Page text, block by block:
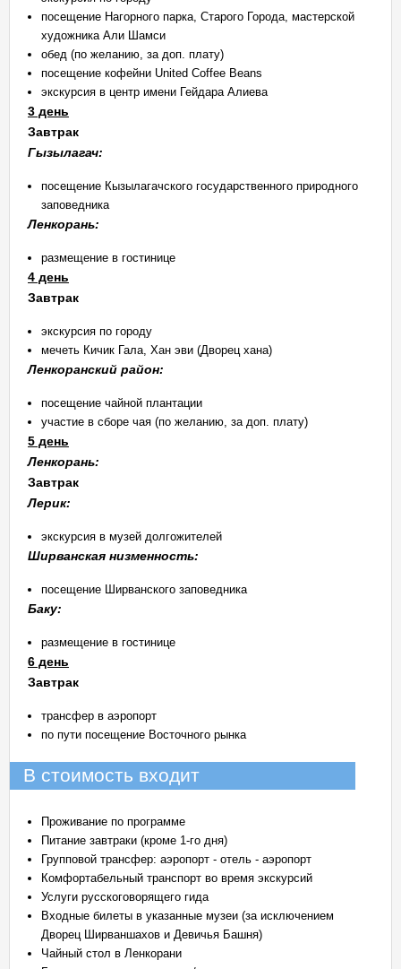
посещение Нагорного парка, Старого Города, мастерской
художника Али Шамси
обед (по желанию, за доп. плату)
посещение кофейни United Coffee Beans
экскурсия в центр имени Гейдара Алиева
3 день
Завтрак
Гызылагач:
посещение Кызылагачского государственного природного
заповедника
Ленкорань:
размещение в гостинице
4 день
Завтрак
экскурсия по городу
мечеть Кичик Гала, Хан эви (Дворец хана)
Ленкоранский район:
посещение чайной плантации
участие в сборе чая (по желанию, за доп. плату)
5 день
Ленкорань:
Завтрак
Лерик:
экскурсия в музей долгожителей
Ширванская низменность:
посещение Ширванского заповедника
Баку:
размещение в гостинице
6 день
Завтрак
трансфер в аэропорт
по пути посещение Восточного рынка
В стоимость входит
Проживание по программе
Питание завтраки (кроме 1-го дня)
Групповой трансфер: аэропорт - отель - аэропорт
Комфортабельный транспорт во время экскурсий
Услуги русскоговорящего гида
Входные билеты в указанные музеи (за исключением
Дворец Ширваншахов и Девичья Башня)
Чайный стол в Ленкорани